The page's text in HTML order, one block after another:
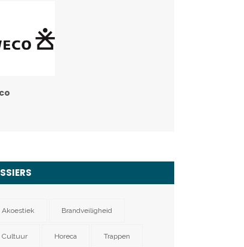
Akoestiek Brandveiligheid
Cultuur Horeca Trappen